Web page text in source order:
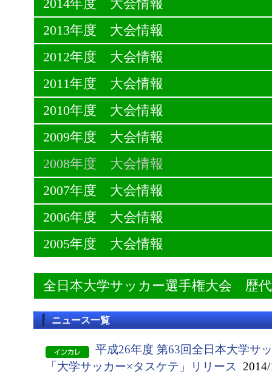
2014年度 大会情報
2013年度 大会情報
2012年度 大会情報
2011年度 大会情報
2010年度 大会情報
2009年度 大会情報
2008年度 大会情報
2007年度 大会情報
2006年度 大会情報
2005年度 大会情報
全日本大学サッカー選手権大会 歴
ニュース一覧
平成26年度 第63回全日本大学サ
「大学サッカー×タスケテ」リリース